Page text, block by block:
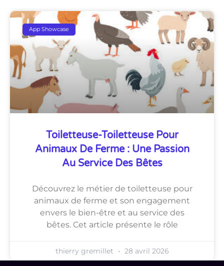
App Showcase
Toiletteuse-Toiletteuse Pour
Animaux De Ferme : Une Passion
Au Service Des Bêtes
Découvrez le métier de toiletteuse pour
animaux de ferme et son engagement
envers le bien-être et au service des
bêtes. Cet article présente le rôle
thierry gremillet 28 avril 2026